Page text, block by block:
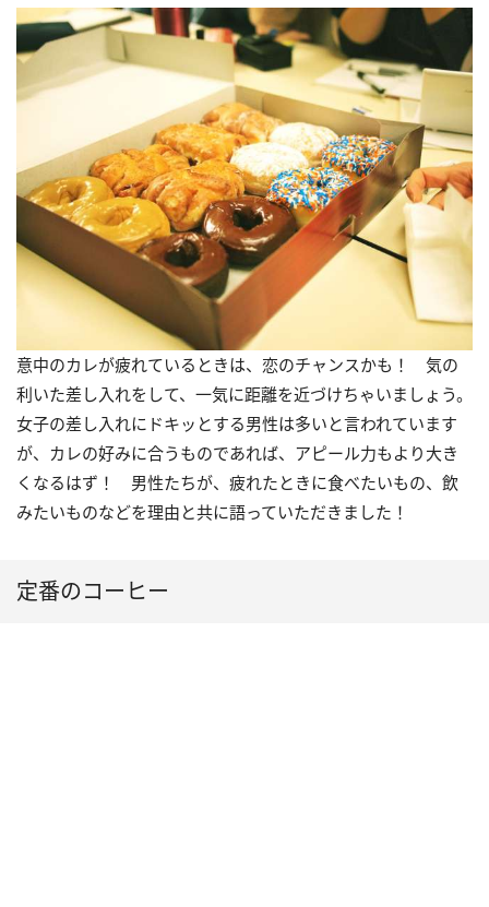
意中のカレが疲れているときは、恋のチャンスかも！ 気の
利いた差し入れをして、一気に距離を近づけちゃいましょう。
女子の差し入れにドキッとする男性は多いと言われています
が、カレの好みに合うものであれば、アピール力もより大き
くなるはず！ 男性たちが、疲れたときに食べたいもの、飲
みたいものなどを理由と共に語っていただきました！
定番のコーヒー